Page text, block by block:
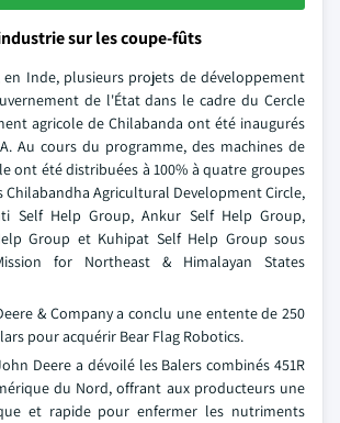
sur les coupe-fûts
en Inde, plusieurs projets de développement
de l'État dans le cadre du Cercle
agricole de Chilabanda ont été inaugurés
Au cours du programme, des machines de
ont été distribuées à 100% à quatre groupes
Chilabandha Agricultural Development Circle,
Self Help Group, Ankur Self Help Group,
Group et Kuhipat Self Help Group sous
for Northeast & Himalayan States
& Company a conclu une entente de 250
pour acquérir Bear Flag Robotics.
Deere a dévoilé les Balers combinés 451R
du Nord, offrant aux producteurs une
et rapide pour enfermer les nutriments